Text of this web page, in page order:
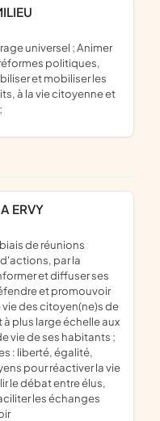
politiques,
et mobiliser les
à la vie citoyenne et
ERVY
par la
et diffuser ses
et promouvoir
des citoyen(ne)s de
plus large échelle aux
vie de ses habitants ;
: liberté, égalité,
pour réactiver la vie
le débat entre élus,
les échanges